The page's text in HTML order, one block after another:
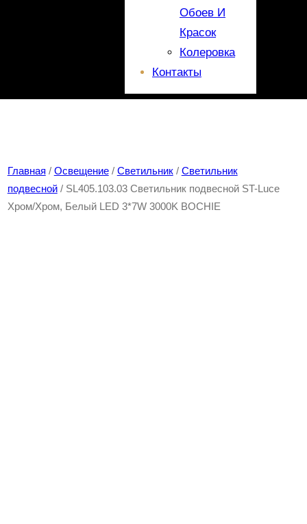
Обоев И
Красок
Колеровка
Контакты
Главная / Освещение/ Светильник/ Светильник
подвесной/ SL405.103.03 Светильник подвесной ST-Luce
Хром/Хром, Белый LED 3*7W 3000K BOCHIE